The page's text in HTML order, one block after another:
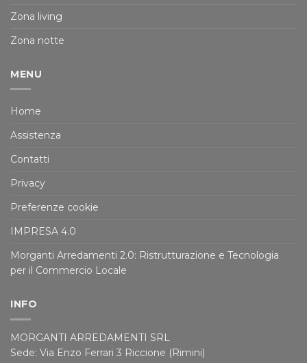
Zona living
Zona notte
MENU
Home
Assistenza
Contatti
Privacy
Preferenze cookie
IMPRESA 4.0
Morganti Arredamenti 2.0: Ristrutturazione e Tecnologia
per il Commercio Locale
INFO
MORGANTI ARREDAMENTI SRL
Sede: Via Enzo Ferrari 3 Riccione (Rimini)